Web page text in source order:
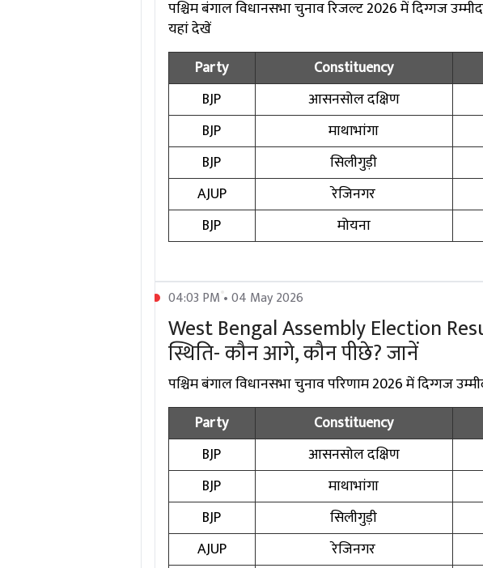
पश्चिम बंगाल विधानसभा चुनाव रिजल्ट 2026 में दिग्गज
यहां देखें
Party
Constituency
BJP
आसनसोल दक्षिण
BJP
माथाभांगा
BJP
सिलीगुड़ी
AJUP
रेजिनगर
BJP
मोयना
04:03 PM • 04 May 2026
West Bengal Assembly Election
स्थिति- कौन आगे, कौन पीछे? जानें
पश्चिम बंगाल विधानसभा चुनाव परिणाम 2026 में दिग्गज
Party
Constituency
BJP
आसनसोल दक्षिण
BJP
माथाभांगा
BJP
सिलीगुड़ी
AJUP
रेजिनगर